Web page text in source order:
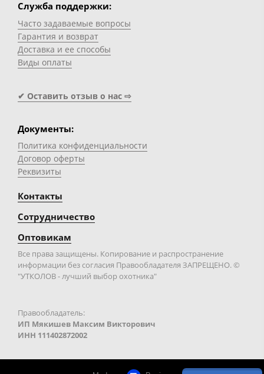
Служба поддержки:
Часто задаваемые вопросы
Гарантия и возврат
Доставка и ее способы
Виды оплаты
✔ Оставить отзыв о нас ⇨
Документы:
Политика конфиденциальности
Договор оферты
Реквизиты
Контакты
Сотрудничество
Оптовикам
Все права защищены. Копирование и распространение
информации без согласия Правообладателя ЗАПРЕЩЕНО. ©
"УТКОЛОВ - лучший выбор охотника"
Правообладатель:
ИП Мякишев Максим Викторович
ИНН 111402872002